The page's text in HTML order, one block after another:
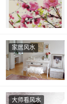
家居风水
大师看风水